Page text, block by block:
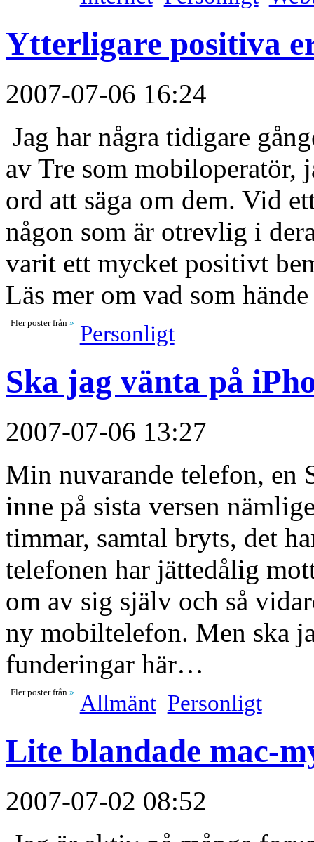
Ytterligare positiva
2007-07-06 16:24
Jag har några tidigare
av Tre som mobiloperatör,
ord att säga om dem. Vid
någon som är otrevlig i
varit ett mycket positivt
Läs mer om vad som
Fler poster från» Personligt
Ska jag vänta på
2007-07-06 13:27
Min nuvarande telefon, en
inne på sista versen
timmar, samtal bryts, det
telefonen har jättedålig
om av sig själv och så
ny mobiltelefon. Men ska
funderingar här…
Fler poster från» Allmänt Personligt
Lite blandade mac-
2007-07-02 08:52